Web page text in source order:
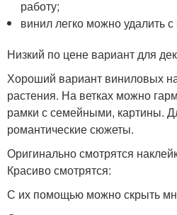
работу;
винил легко можно удалить
Низкий по цене вариант для
Хороший вариант виниловых
растения. На ветках можно
рамки с семейными, картины.
романтические сюжеты.
Оригинально смотрятся
Красиво смотрятся:
С их помощью можно скрыть